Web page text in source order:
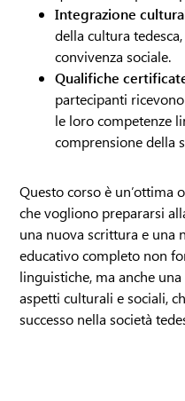
Integrazione
della cultura
convivenza sociale.
Qualifiche
partecipanti
le loro competenze
comprensione della
Questo corso è
che vogliono prepararsi
una nuova scrittura e una
educativo completo non
linguistiche, ma anche
aspetti culturali e sociali,
successo nella società